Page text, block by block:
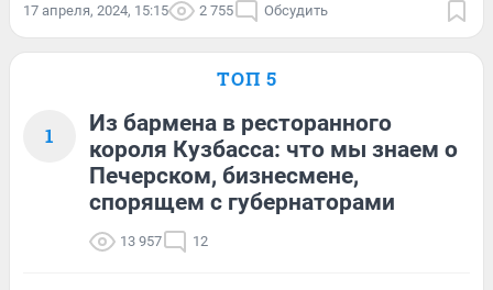
17 апреля, 2024, 15:15 2 755 Обсудить
ТОП 5
1
Из бармена в ресторанного
короля Кузбасса: что мы знаем о
Печерском, бизнесмене,
спорящем с губернаторами
13 957 12